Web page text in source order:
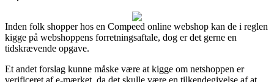
Inden folk shopper hos en Compeed online webshop kan de i reglen
kigge på webshoppens forretningsaftale, dog er det gerne en
tidskrævende opgave.
Et andet forslag kunne måske være at kigge om netshoppen er
verificeret af e-mærket, da det skulle være en tilkendegivelse af at